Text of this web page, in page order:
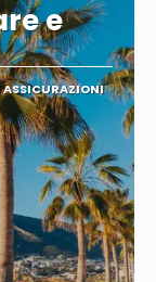
e
ASSICURAZIONI